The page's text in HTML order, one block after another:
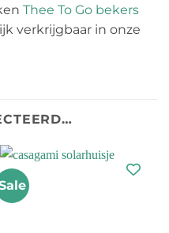
Thee To Go bekers
verkrijgbaar in onze